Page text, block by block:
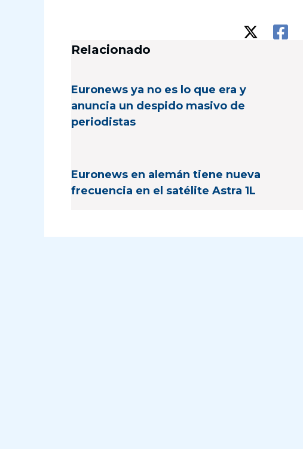
Relacionado
Euronews ya no es lo que era y
anuncia un despido masivo de
periodistas
Euronews en alemán tiene nueva
frecuencia en el satélite Astra 1L